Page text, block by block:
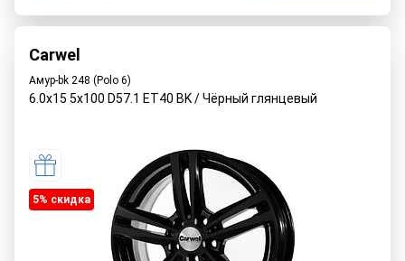
Carwel
Амур-bk 248 (Polo 6)
6.0x15 5x100 D57.1 ET40 BK / Чёрный глянцевый
5% cкидка